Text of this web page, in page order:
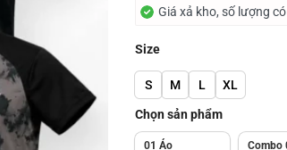
Giá xả kho, số lượng
Size
S M L XL
Chọn sản phẩm
01 Áo Combo